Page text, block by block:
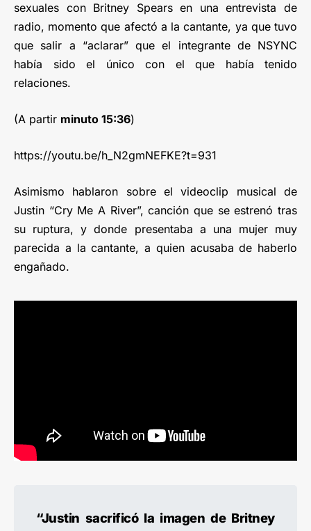
sexuales con Britney Spears en una entrevista de
radio, momento que afectó a la cantante, ya que tuvo
que salir a “aclarar” que el integrante de NSYNC
había sido el único con el que había tenido
relaciones.
(A partir minuto 15:36)
https://youtu.be/h_N2gmNEFKE?t=931
Asimismo hablaron sobre el videoclip musical de
Justin “Cry Me A River”, canción que se estrenó tras
su ruptura, y donde presentaba a una mujer muy
parecida a la cantante, a quien acusaba de haberlo
engañado.
“Justin sacrificó la imagen de Britney